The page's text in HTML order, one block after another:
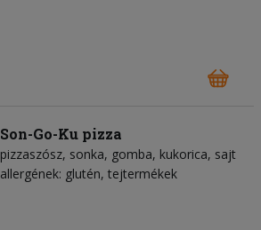
Son-Go-Ku pizza
pizzaszósz sonka gomba kukorica sajt
allergének: glutén, tejtermékek